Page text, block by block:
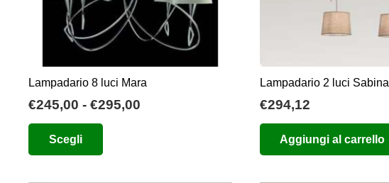
Lampadario 8 luci Mara
€245,00 - €295,00
Scegli
Lampadario 2 luci Sabina
€294,12
Aggiungi al carrello